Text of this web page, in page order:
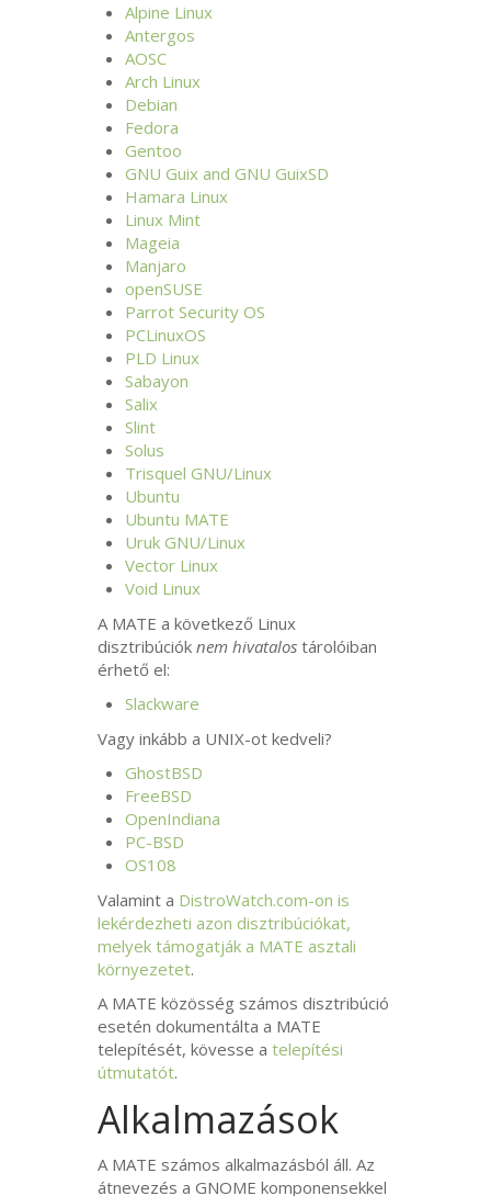
Alpine Linux
Antergos
AOSC
Arch Linux
Debian
Fedora
Gentoo
GNU Guix andGNU GuixSD
Hamara Linux
Linux Mint
Mageia
Manjaro
openSUSE
Parrot SecurityOS
PCLinuxOS
PLD Linux
Sabayon
Salix
Slint
Solus
TrisquelGNU/Linux
Ubuntu
Ubuntu MATE
UrukGNU/Linux
Vector Linux
Void Linux
A MATE a következő Linux
disztribúcióknem hivatalos tárolóiban
érhető el:
Slackware
Vagy inkább a UNIX-ot kedveli?
GhostBSD
FreeBSD
OpenIndiana
PC-BSD
OS108
Valamint a DistroWatch.com-on is
lekérdezheti azon disztribúciókat,
melyek támogatják a MATE asztali
környezetet.
A MATE közösség számos disztribúció
esetén dokumentálta a MATE
telepítését, kövesse atelepítési
útmutatót.
Alkalmazások
A MATE számos alkalmazásból áll. Az
átnevezés aGNOME komponensekkel